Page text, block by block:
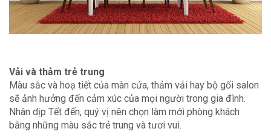
Vải và thảm trẻ trung
Màu sắc và hoạ tiết của màn cửa, thảm vải hay bộ gối salon
sẽ ảnh hưởng đến cảm xúc của mọi người trong gia đình.
Nhân dịp Tết đến, quý vị nên chọn làm mới phòng khách
bằng những màu sắc trẻ trung và tươi vui.